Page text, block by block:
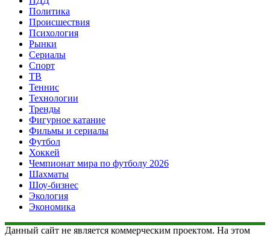
Политика
Происшествия
Психология
Рынки
Сериалы
Спорт
ТВ
Теннис
Технологии
Тренды
Фигурное катание
Фильмы и сериалы
Футбол
Хоккей
Чемпионат мира по футболу 2026
Шахматы
Шоу-бизнес
Экология
Экономика
Данный сайт не является коммерческим проектом. На этом